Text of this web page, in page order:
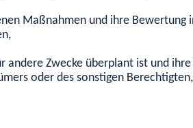
Maßnahmen und ihre Bewertung
Zwecke überplant ist und
oder des sonstigen